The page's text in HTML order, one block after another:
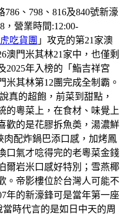
、798、816及840號新濠
，營業時間:12:00-
吃貨團 」攻克的第21家澳
澳門米其林21家中，也僅剩
2025年入榜的「鮨吉祥宮
米其林第12團完成全制霸。
真的超飽，前菜到甜點，
的粵菜上，在食材、味覺上
歡的是花膠拆魚𡙡，湯濃鮮
肉配炸鍋巴添口感，加烤鳳
口氣才唸得完的老粵菜金錢
爾岩米口感好特別；雪燕椰
。帝影樓位於台灣人可能不
年的新濠鋒可是當年第一座
時代言的是如日中天的周